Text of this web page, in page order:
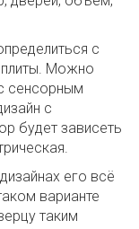
с
плиты. Можно
сенсорным
с
будет зависеть
его всё
варианте
таким